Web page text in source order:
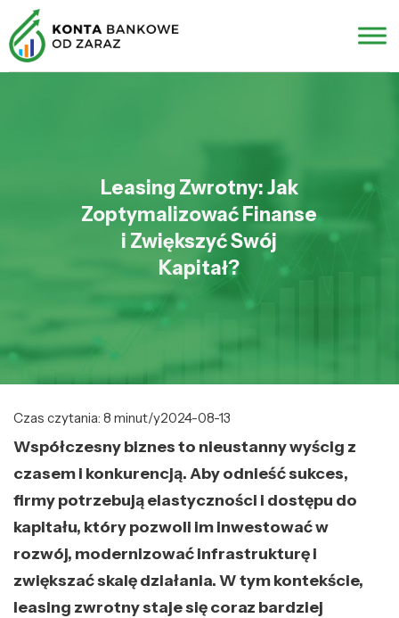
Leasing Zwrotny: Jak
Zoptymalizować Finanse
i Zwiększyć Swój
Kapitał?
Czas czytania: 8 minut/y2024-08-13
Współczesny biznes to nieustanny wyścig z
czasem i konkurencją. Aby odnieść sukces,
firmy potrzebują elastyczności i dostępu do
kapitału, który pozwoli im inwestować w
rozwój, modernizować infrastrukturę i
zwiększać skalę działania. W tym kontekście,
leasing zwrotny staje się coraz bardziej